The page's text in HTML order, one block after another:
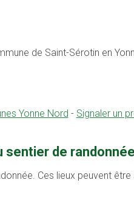
de Saint-Sérotin en
Yonne Nord - Signaler un
sentier de
Ces lieux peuvent